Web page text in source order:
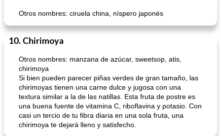
Otros nombres: ciruela china, níspero japonés
10. Chirimoya
Otros nombres: manzana de azúcar, sweetsop, atis,
chirimoya
Si bien pueden parecer piñas verdes de gran tamaño, las
chirimoyas tienen una carne dulce y jugosa con una
textura similar a la de las natillas. Esta fruta de postre es
una buena fuente de vitamina C, riboflavina y potasio. Con
casi un tercio de tu fibra diaria en una sola fruta, una
chirimoya te dejará lleno y satisfecho.